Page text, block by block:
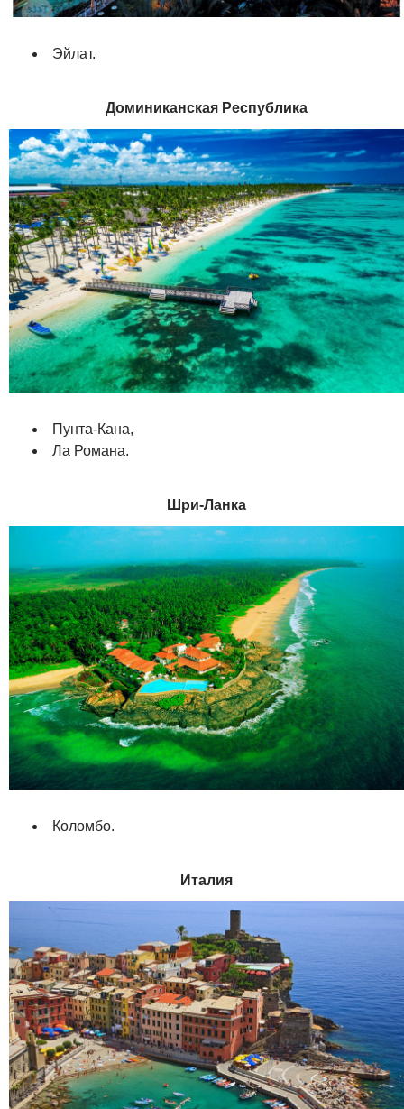
Эйлат.
Доминиканская Республика
Пунта-Кана,
Ла Романа.
Шри-Ланка
Коломбо.
Италия